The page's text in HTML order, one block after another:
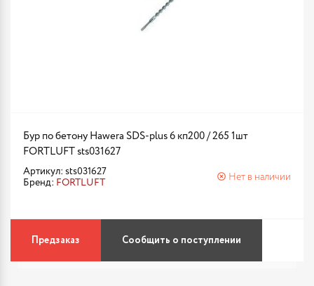
Бур по бетону Hawera SDS-plus 6 кп200 / 265 1шт
FORTLUFT sts031627
Артикул: sts031627
Бренд: FORTLUFT
Нет в наличии
Предзаказ Сообщить о поступлении